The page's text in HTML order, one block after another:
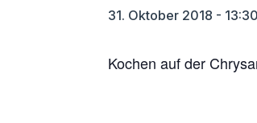
31. Oktober 2018 - 13:30
Kochen auf der